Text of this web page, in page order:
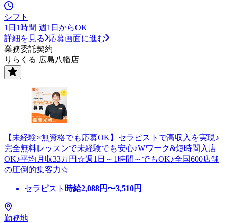
シフト
1日1時間 週1日からOK
詳細を見る
応募画面に進む
業務委託契約
りらくる 広島八幡店
【未経験×無資格でも応募OK】セラピストで高収入を実現♪
完全無料レッスンで未経験でも安心♪Wワーク&短時間入店
OK♪平均月収33万円☆週1日～1時間～でもOK♪全国600店舗
の圧倒的集客力☆
セラピスト 時給2,088円〜3,510円
勤務地